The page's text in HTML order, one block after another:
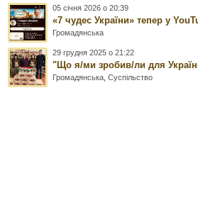
05 січня 2026 о 20:39
«7 чудес України» тепер у
Громадянська
29 грудня 2025 о 21:22
"Що я/ми зробив/ли для
Громадянська ,Суспільство